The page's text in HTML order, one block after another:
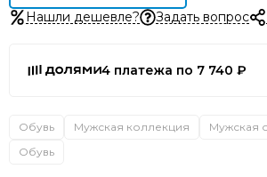
Нашли дешевле? Задать вопрос
4 платежа по 7 740 ₽
Обувь Мужская коллекция
Мужская
Обувь